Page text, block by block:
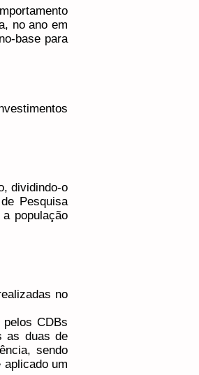
no ano em
base para
dividindo-o
Pesquisa
população
no
CDBs
as duas de
sendo
um